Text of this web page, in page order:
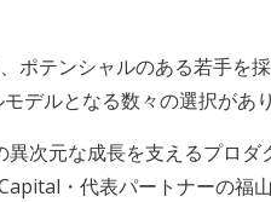
ポテンシャルのある若手を
デルとなる数々の選択があり
次元な成長を支えるプロ
・代表パートナーの福